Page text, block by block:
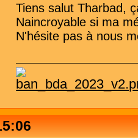
Tiens salut Tharbad,
Naincroyable si ma
N'hésite pas à nous